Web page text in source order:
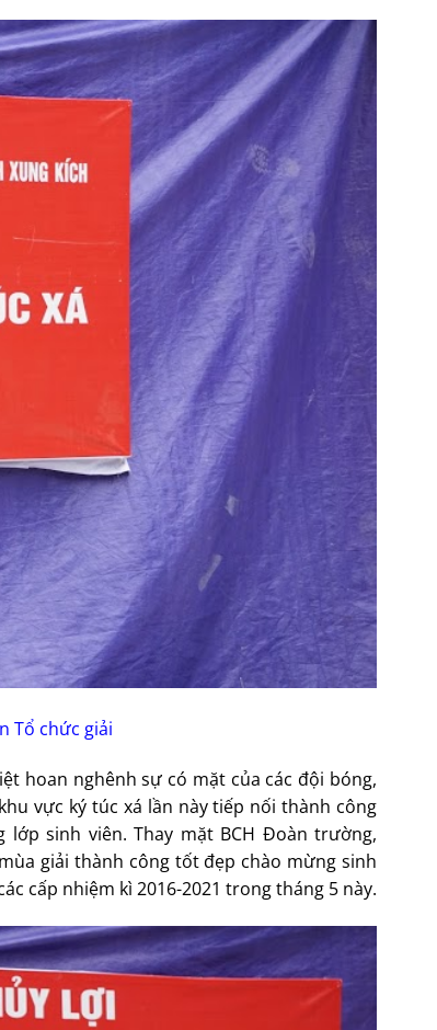
Tổ chức giải
hoan nghênh sự có mặt của các đội bóng,
vực ký túc xá lần này tiếp nối thành công
sinh viên. Thay mặt BCH Đoàn trường,
giải thành công tốt đẹp chào mừng sinh
cấp nhiệm kì 2016-2021 trong tháng 5 này.